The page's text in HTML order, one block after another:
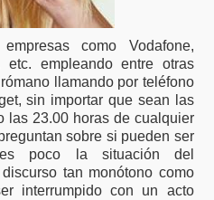
como Vodafone,
etc. empleando entre otras
llamando por teléfono
sin importar que sean las
las 23.00 horas de cualquier
sobre si pueden ser
poco la situación del
tan monótono como
interrumpido con un acto